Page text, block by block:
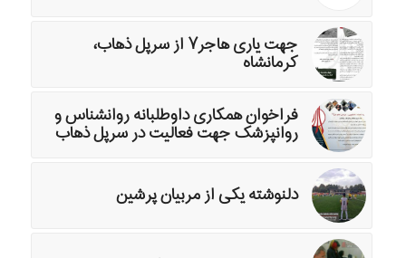
جهت یاری هاجر۷ از سرپل ذهاب،
کرمانشاه
فراخوان همکاری داوطلبانه روانشناس و
روانپزشک جهت فعالیت در سرپل ذهاب
دلنوشته یکی از مربیان پرشین